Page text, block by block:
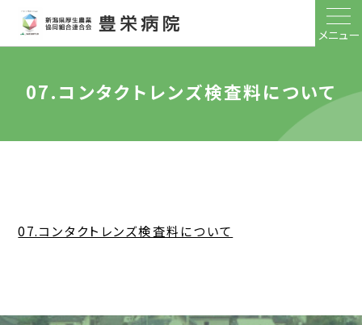
メニュー
07.コンタクトレンズ検査料について
07.コンタクトレンズ検査料について